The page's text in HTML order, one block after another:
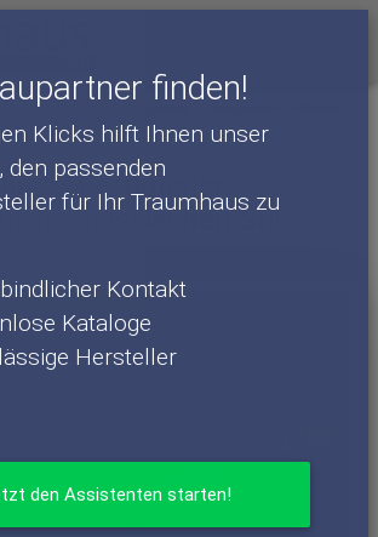
finden!
Klicks hilft Ihnen unser
den passenden
für Ihr Traumhaus zu
Kontakt
Kataloge
Hersteller
den Assistenten starten!
Haushersteller
Fertighaus-
im klassischen Stil -